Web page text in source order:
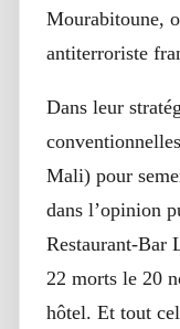
Mourabitoune,
antiterroriste
Dans leur
Mali) pour
dans l’opinion
Restaurant-Bar
22 morts le 20
hôtel. Et tout